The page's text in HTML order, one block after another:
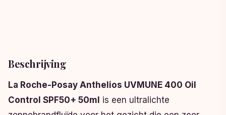
Beschrijving
La Roche-Posay Anthelios UVMUNE 400 Oil
Control SPF50+ 50ml is een ultralichte